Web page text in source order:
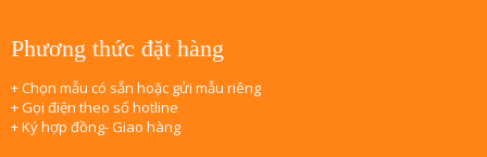
Phương thức đặt hàng
+ Chọn mẫu có sẵn hoặc gửi mẫu riêng
+ Gọi điện theo số hotline
+ Ký hợp đồng- Giao hàng